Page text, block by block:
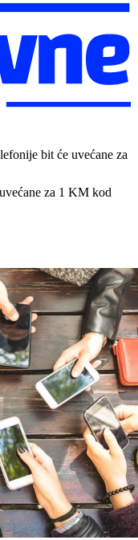
bit će uvećane za
za 1 KM kod